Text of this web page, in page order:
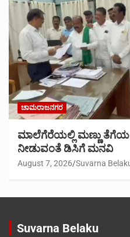
ಚಾಮರಾಜನಗರ
ಮಾಲೆಗೆರೆಯಲ್ಲಿ ಮಣ್ಣು
ನೀಡುವಂತೆ ಡಿಸಿಗೆ ಮನವಿ
August 7, 2026 Suvarna
Suvarna Belaku